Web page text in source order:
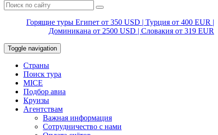
Горящие туры Египет от 350 USD | Турция от 400 EUR |
Доминикана от 2500 USD | Словакия от 319 EUR
Toggle navigation
Страны
Поиск тура
MICE
Подбор авиа
Круизы
Агентствам
Важная информация
Сотрудничество с нами